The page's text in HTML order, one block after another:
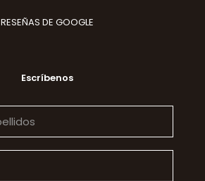
RESEÑAS DE GOOGLE
Escríbenos